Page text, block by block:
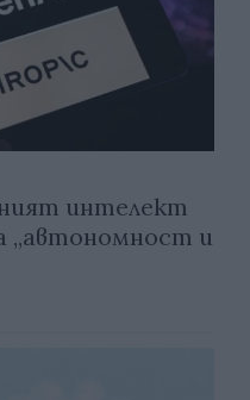
интелект
„автономност и